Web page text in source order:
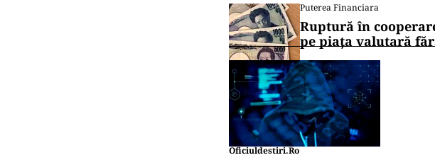
Puterea Financiara
Ruptură în
pe piața valutară
Oficiuldestiri.ro